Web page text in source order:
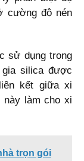
cường độ nén
sử dụng trong
silica được
kết giữa xi
này làm cho xi
trọn gói